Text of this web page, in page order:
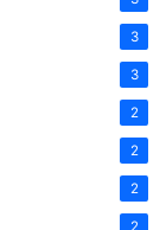
3
3
2
2
2
2